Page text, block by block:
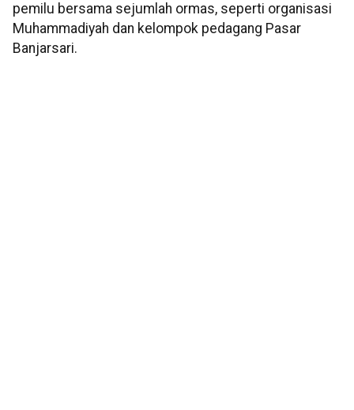
pemilu bersama sejumlah ormas, seperti organisasi
Muhammadiyah dan kelompok pedagang Pasar
Banjarsari.